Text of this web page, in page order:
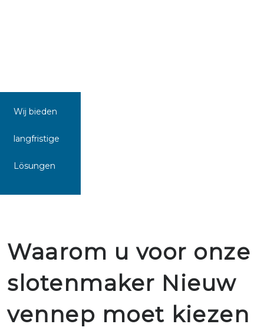
Wij bieden
langfristige
Lösungen
Waarom u voor onze
slotenmaker Nieuw
vennep moet kiezen